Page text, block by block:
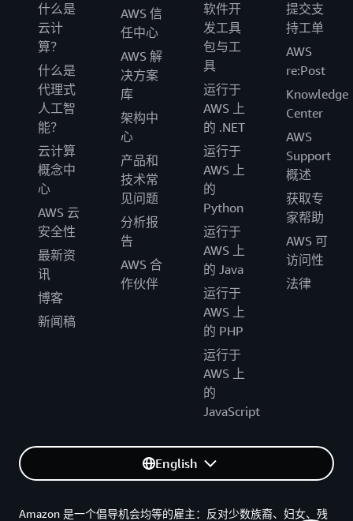
什么是
云计
算？
什么是
代理式
人工智
能？
云计算
概念中
心
AWS 云
安全性
最新资
讯
博客
新闻稿
AWS 信
任中心
AWS 解
决方案
库
架构中
心
产品和
技术常
见问题
分析报
告
AWS 合
作伙伴
软件开
发工具
包与工
具
运行于
AWS 上
的 .NET
运行于
AWS 上
的
Python
运行于
AWS 上
的 Java
运行于
AWS 上
的 PHP
运行于
AWS 上
的
JavaScript
提交支
持工单
AWS
re:Post
Knowledge
Center
AWS
Support
概述
获取专
家帮助
AWS 可
访问性
法律
English
Amazon 是一个倡导机会均等的雇主：反对少数族裔、妇女、残